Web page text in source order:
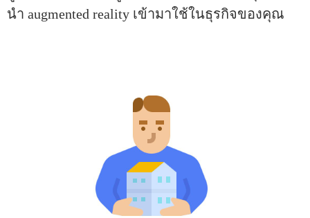
นำ augmented reality เข้ามาใช้ในธุรกิจของคุณ